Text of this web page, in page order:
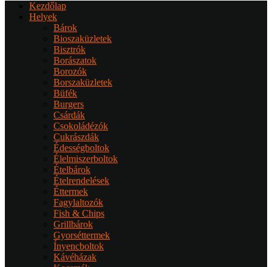
Kezdőlap
Helyek
Bárok
Bioszaküzletek
Bisztrók
Borászatok
Borozók
Borszaküzletek
Büfék
Burgers
Csárdák
Csokoládézók
Cukrászdák
Édességboltok
Élelmiszerboltok
Ételbárok
Ételrendelések
Éttermek
Fagylaltozók
Fish & Chips
Grillbárok
Gyorséttermek
Ínyencboltok
Kávéházak